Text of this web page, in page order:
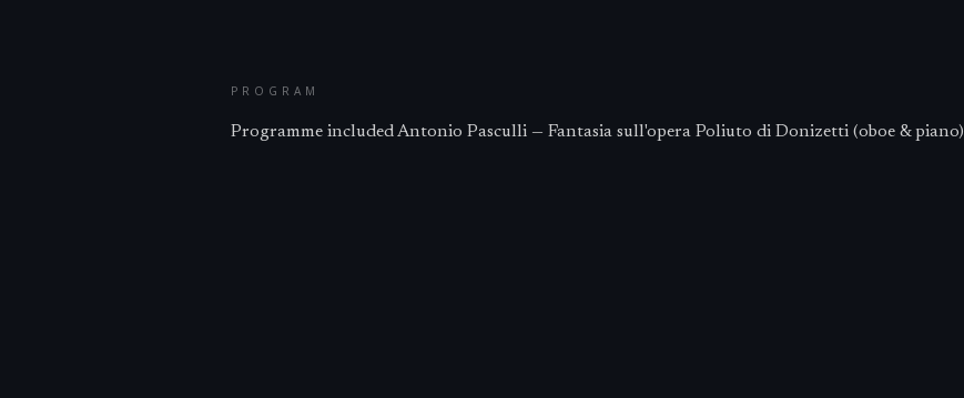
PROGRAM
Programme included Antonio Pasculli — Fantasia sull'opera Poliuto di Donizetti (oboe & piano)